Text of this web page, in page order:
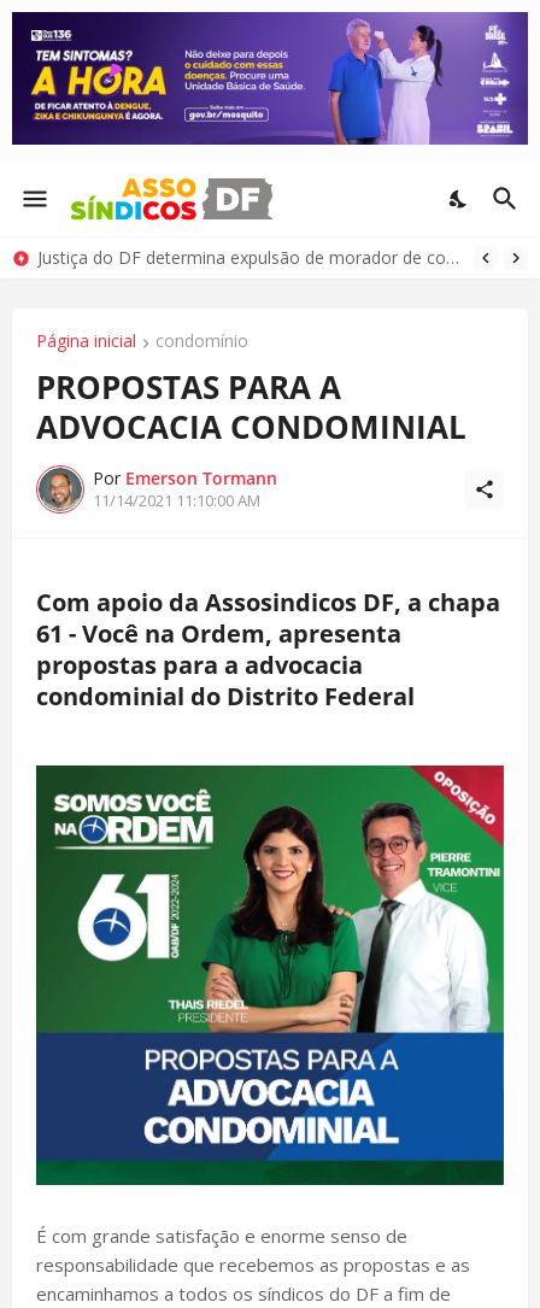
Justiça do DF determina expulsão de morador de condomínio por comportamento antissocial
Página inicial condomínio
PROPOSTAS PARA A
ADVOCACIA CONDOMINIAL
Por Emerson Tormann
11/14/2021 11:10:00 AM
Com apoio da Assosindicos DF, a chapa
61 - Você na Ordem, apresenta
propostas para a advocacia
condominial do Distrito Federal
É com grande satisfação e enorme senso de
responsabilidade que recebemos as propostas e as
encaminhamos a todos os síndicos do DF a fim de